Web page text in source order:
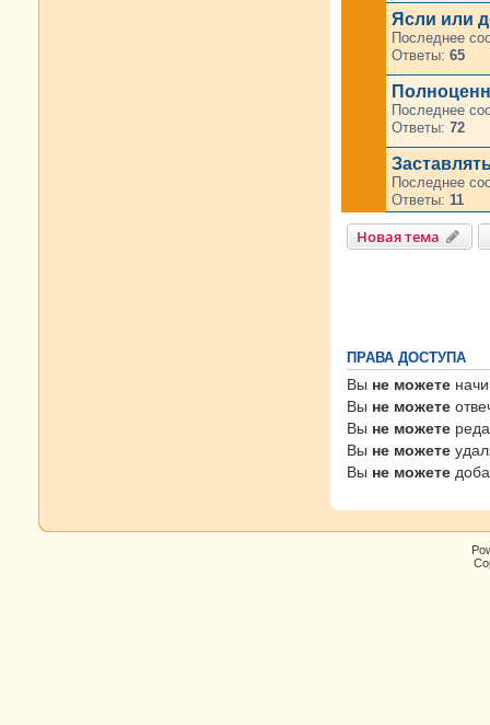
Ясли или
Последнее
Ответы: 65
Последнее
Ответы: 72
Последнее
Ответы: 11
Новая тема
ПРАВА ДОСТУПА
Вы не можете
Вы не можете
Вы не можете
Вы не можете
Вы не можете